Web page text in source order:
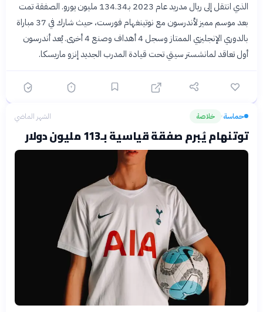
الذي انتقل إلى ريال مدريد عام 2023 بـ134.34 مليون يورو. الصفقة تمت
بعد موسم مميز لأندرسون مع نوتينغهام فورست، حيث شارك في 37 مباراة
بالدوري الإنجليزي الممتاز وسجل 4 أهداف وصنع 4 أخرى. يُعد أندرسون
أول تعاقد لمانشستر سيتي تحت قيادة المدرب الجديد إنزو ماريسكا.
حماسة› خلاصة الشهر الماضي
توتنهام يُبرم صفقة قياسية بـ113 مليون دولار